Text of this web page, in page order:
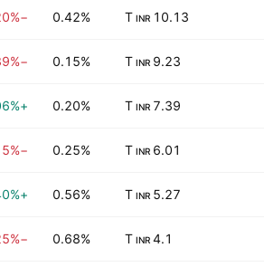
10.13 T
INR
0.42%
−0.20%
9.23 T
INR
0.15%
−0.39%
7.39 T
INR
0.20%
+1.06%
6.01 T
INR
0.25%
−0.15%
5.27 T
INR
0.56%
+0.40%
4.1 T
INR
0.68%
−0.25%